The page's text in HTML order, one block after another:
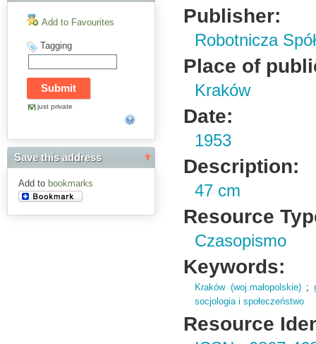
Add to Favourites
Tagging
just private
Save this address
Add to bookmarks
Publisher:
Robotnicza
Place of
Kraków
Date:
1953
Description:
47 cm
Resource
Czasopismo
Keywords:
Kraków (woj.małopolskie);
socjologia i społeczeństwo
Resource